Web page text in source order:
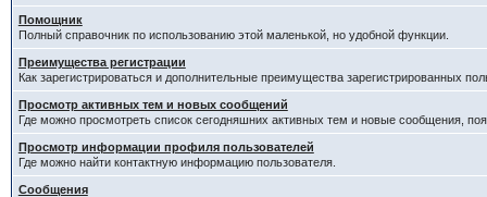
Помощник
Полный справочник по использованию этой маленькой, но удобной функции.
Преимущества регистрации
Как зарегистрироваться и дополнительные преимущества зарегистрированных
Просмотр активных тем и новых сообщений
Где можно просмотреть список сегодняшних активных тем и новые сообщения,
Просмотр информации профиля пользователей
Где можно найти контактную информацию пользователя.
Сообщения